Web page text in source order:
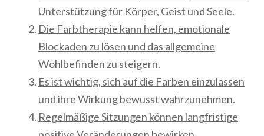
Unterstützung für Körper, Geist und Seele.
Die Farbtherapie kann helfen, emotionale
Blockaden zu lösen und das allgemeine
Wohlbefinden zu steigern.
Es ist wichtig, sich auf die Farben einzulassen
und ihre Wirkung bewusst wahrzunehmen.
Regelmäßige Sitzungen können langfristige